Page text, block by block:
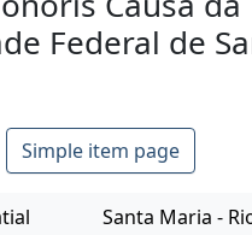
Federal de
Simple item page
Santa Maria -